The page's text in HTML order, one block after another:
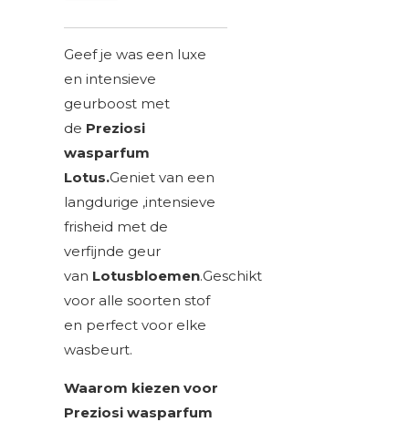
Geef je was een luxe
en intensieve
geurboost met
de Preziosi
wasparfum
Lotus.Geniet van een
langdurige ,intensieve
frisheid met de
verfijnde geur
van Lotusbloemen.Geschikt
voor alle soorten stof
en perfect voor elke
wasbeurt.
Waarom kiezen voor
Preziosi wasparfum